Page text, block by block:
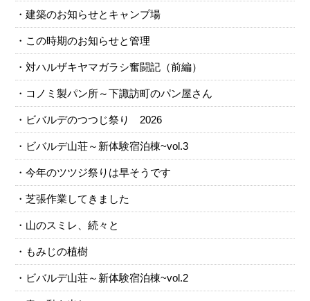
建築のお知らせとキャンプ場
この時期のお知らせと管理
対ハルザキヤマガラシ奮闘記（前編）
コノミ製パン所～下諏訪町のパン屋さん
ビバルデのつつじ祭り 2026
ビバルデ山荘～新体験宿泊棟~vol.3
今年のツツジ祭りは早そうです
芝張作業してきました
山のスミレ、続々と
もみじの植樹
ビバルデ山荘～新体験宿泊棟~vol.2